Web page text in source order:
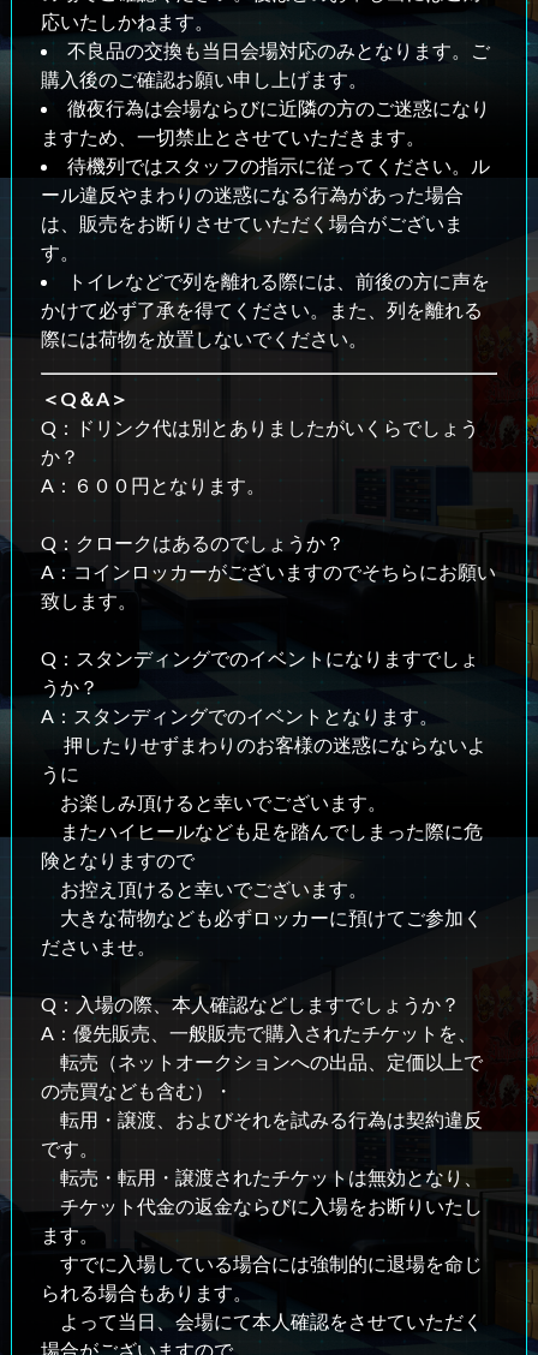
応いたしかねます。
不良品の交換も当日会場対応のみとなります。ご
購入後のご確認お願い申し上げます。
徹夜行為は会場ならびに近隣の方のご迷惑になり
ますため、一切禁止とさせていただきます。
待機列ではスタッフの指示に従ってください。ル
ール違反やまわりの迷惑になる行為があった場合
は、販売をお断りさせていただく場合がございま
す。
トイレなどで列を離れる際には、前後の方に声を
かけて必ず了承を得てください。また、列を離れる
際には荷物を放置しないでください。
＜Q＆A＞
Q：ドリンク代は別とありましたがいくらでしょう
か？
A：６００円となります。
Q：クロークはあるのでしょうか？
A：コインロッカーがございますのでそちらにお願い
致します。
Q：スタンディングでのイベントになりますでしょ
うか？
A：スタンディングでのイベントとなります。
押したりせずまわりのお客様の迷惑にならないよ
うに
お楽しみ頂けると幸いでございます。
またハイヒールなども足を踏んでしまった際に危
険となりますので
お控え頂けると幸いでございます。
大きな荷物なども必ずロッカーに預けてご参加く
ださいませ。
Q：入場の際、本人確認などしますでしょうか？
A：優先販売、一般販売で購入されたチケットを、
転売（ネットオークションへの出品、定価以上で
の売買なども含む）・
転用・譲渡、およびそれを試みる行為は契約違反
です。
転売・転用・譲渡されたチケットは無効となり、
チケット代金の返金ならびに入場をお断りいたし
ます。
すでに入場している場合には強制的に退場を命じ
られる場合もあります。
よって当日、会場にて本人確認をさせていただく
場合がございますので、